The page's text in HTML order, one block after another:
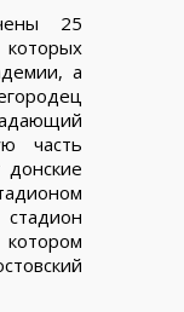
25
а
часть
донские